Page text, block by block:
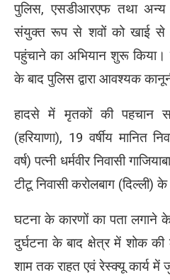
पुलिस, एसडीआरएफ तथा अन्य
संयुक्त रूप से शवों को खाई
पहुंचाने का अभियान शुरू
के बाद पुलिस द्वारा आवश्यक
हादसे में मृतकों की पहचान
(हरियाणा), 19 वर्षीय मानित
वर्ष) पत्नी धर्मवीर निवासी
टीटू निवासी करोलबाग (दिल्ली)
घटना के कारणों का पता लगाने
दुर्घटना के बाद क्षेत्र में शोक
शाम तक राहत एवं रेस्क्यू कार्य में